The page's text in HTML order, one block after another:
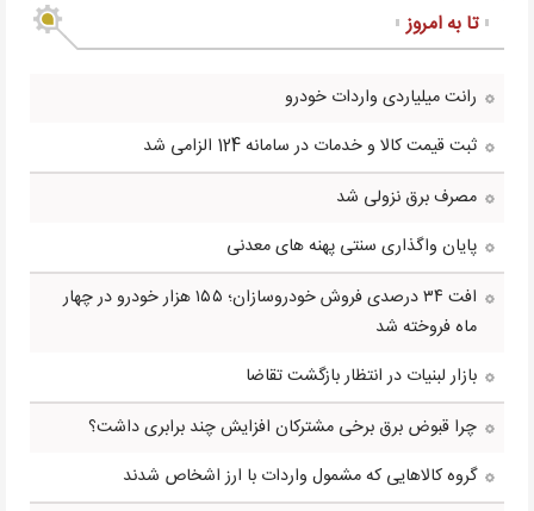
تا به امروز
رانت میلیاردی واردات خودرو
ثبت قیمت کالا و خدمات در سامانه 124 الزامی شد
مصرف برق نزولی شد
پایان واگذاری سنتی پهنه های معدنی
افت ۳۴ درصدی فروش خودروسازان؛ ۱۵۵ هزار خودرو در چهار
ماه فروخته شد
بازار لبنیات در انتظار بازگشت تقاضا
چرا قبوض برق برخی مشترکان افزایش چند برابری داشت؟
گروه کالاهایی که مشمول واردات با ارز اشخاص شدند